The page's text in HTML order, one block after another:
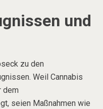
und
zu den
Weil Cannabis
dem
seien Maßnahmen wie